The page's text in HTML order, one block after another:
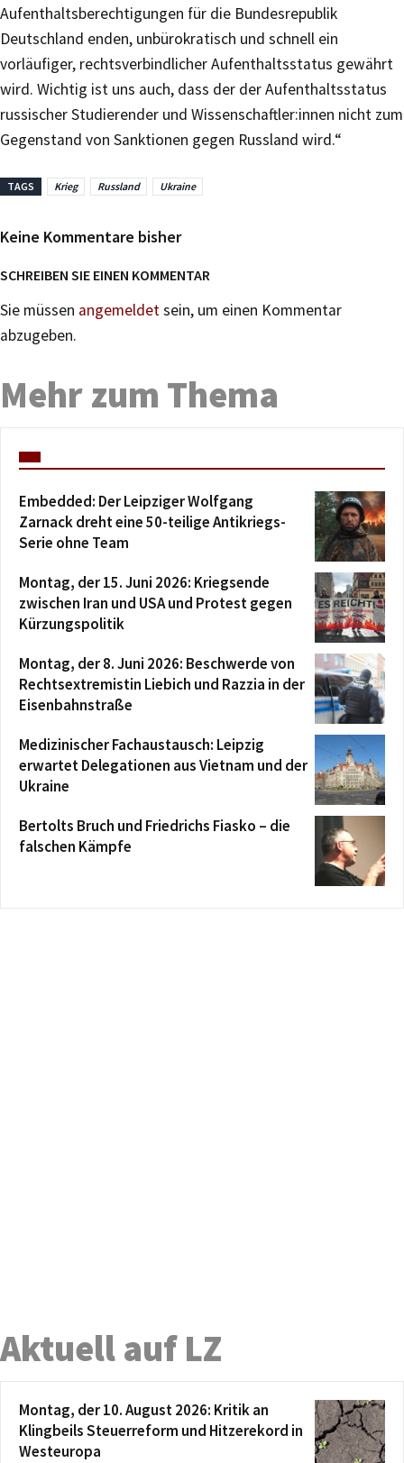
Aufenthaltsberechtigungen für die Bundesrepublik
Deutschland enden, unbürokratisch und schnell ein
vorläufiger, rechtsverbindlicher Aufenthaltsstatus gewährt
wird. Wichtig ist uns auch, dass der der Aufenthaltsstatus
russischer Studierender und Wissenschaftler:innen nicht zum
Gegenstand von Sanktionen gegen Russland wird.“
TAGS Krieg Russland Ukraine
Keine Kommentare bisher
SCHREIBEN SIE EINEN KOMMENTAR
Sie müssen angemeldetsein, um einen Kommentar
abzugeben.
Mehr zum Thema
Embedded: Der Leipziger Wolfgang
Zarnack dreht eine 50-teilige Antikriegs-
Serie ohne Team
Montag, der 15. Juni 2026: Kriegsende
zwischen Iran und USA und Protest gegen
Kürzungspolitik
Montag, der 8. Juni 2026: Beschwerde von
Rechtsextremistin Liebich und Razzia in der
Eisenbahnstraße
Medizinischer Fachaustausch: Leipzig
erwartet Delegationen aus Vietnam und der
Ukraine
Bertolts Bruch und Friedrichs Fiasko – die
falschen Kämpfe
Aktuell auf LZ
Montag, der 10. August 2026: Kritik an
Klingbeils Steuerreform und Hitzerekord in
Westeuropa